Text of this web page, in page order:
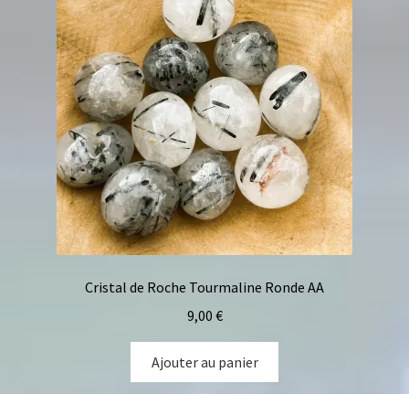
Cristal de Roche Tourmaline Ronde AA
9,00 €
Ajouter au panier